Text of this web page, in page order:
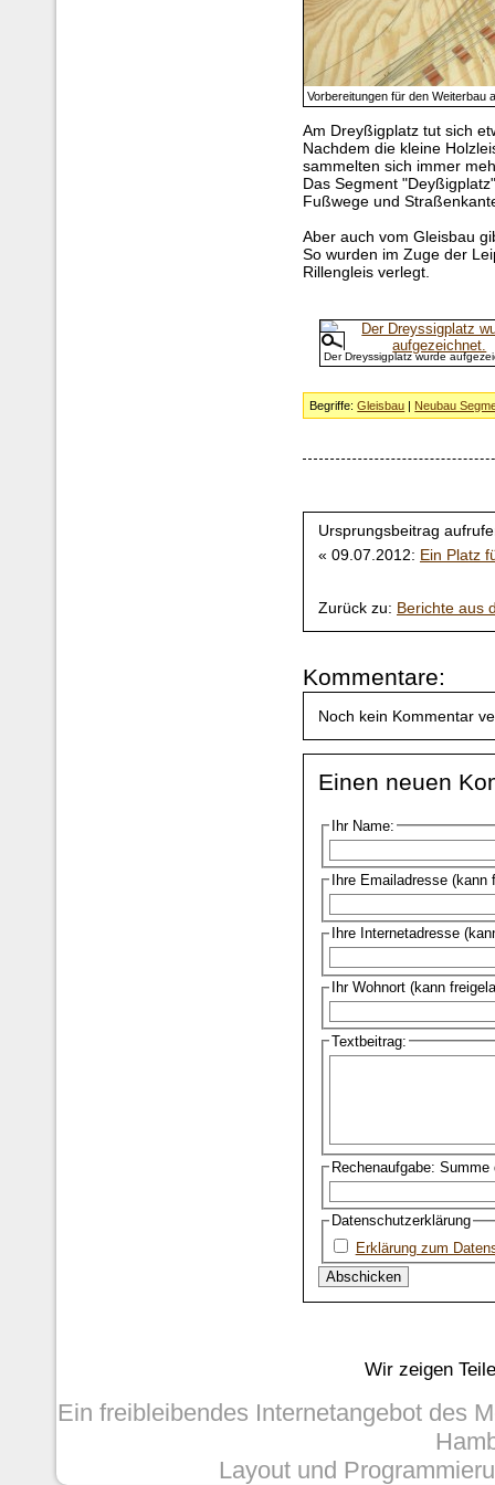
Vorbereitungen für den Weiterbau
Am Dreyßigplatz tut sich
Nachdem die kleine
sammelten sich immer
Das Segment
Fußwege und
Aber auch vom Gleisbau
So wurden im Zuge der
Rillengleis verlegt.
Der Dreyssigplatz wurde
Begriffe:Gleisbau | Neubau
Ursprungsbeitrag
« 09.07.2012: Ein Platz
Zurück zu: Berichte aus
Kommentare:
Noch kein Kommentar
Einen neuen
Ihr Name:
Ihre Emailadresse (kann
Ihre Internetadresse
Ihr Wohnort (kann
Textbeitrag:
Rechenaufgabe:
Datenschutzerklärung
Erklärung zum
Wir zeigen
Ein freibleibendes Internetangebot des
Layout und